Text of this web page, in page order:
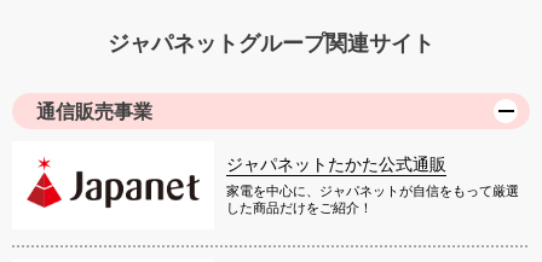
ジャパネットグループ関連サイト
通信販売事業
ジャパネットたかた公式通販
家電を中心に、ジャパネットが自信をもって厳選
した商品だけをご紹介！